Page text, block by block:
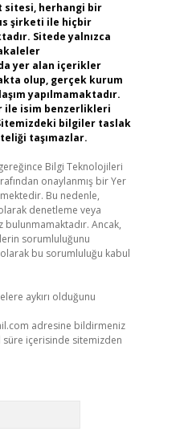
sitesi, herhangi bir
şirketi ile hiçbir
Sitede yalnızca
yer alan içerikler
olup, gerçek kurum
yapılmamaktadır.
ile isim benzerlikleri
bilgiler taslak
taşımazlar.
Bilgi Teknolojileri
onaylanmış bir Yer
Bu nedenle,
denetleme veya
bulunmamaktadır. Ancak,
sorumluluğunu
bu sorumluluğu kabul
aykırı olduğunu
adresine bildirmeniz
içerisinde sitemizden